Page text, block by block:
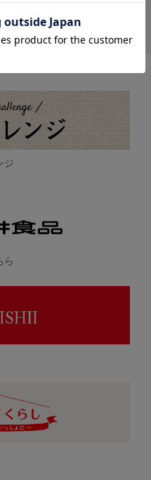
わせ
ジ
ら